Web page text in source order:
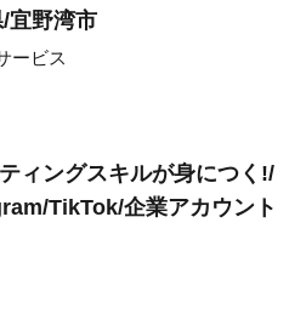
宜野湾市
ービス
ィングスキルが身につく!/
TikTok/企業アカウント